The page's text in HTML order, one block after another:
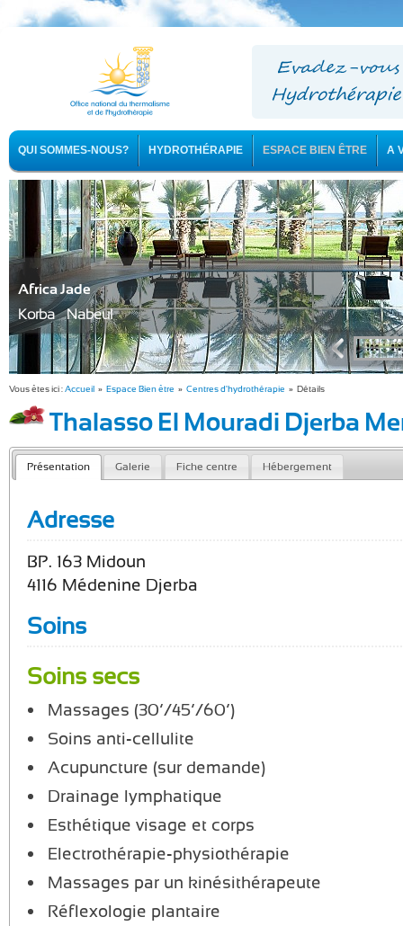
QUI SOMMES-NOUS? HYDROTHÉRAPIE ESPACE BIEN ÊTRE A
Africa Jade
Korba - Nabeul
Vous êtes ici :Accueil » Espace Bien être » Centres d'hydrothérapie » Détails
Thalasso El Mouradi Djerba
Présentation Galerie Fiche centre Hébergement
Adresse
BP. 163 Midoun
4116 Médenine Djerba
Soins
Soins secs
Massages (30’/45’/60’)
Soins anti-cellulite
Acupuncture (sur demande)
Drainage lymphatique
Esthétique visage et corps
Electrothérapie-physiothérapie
Massages par un kinésithérapeute
Réflexologie plantaire